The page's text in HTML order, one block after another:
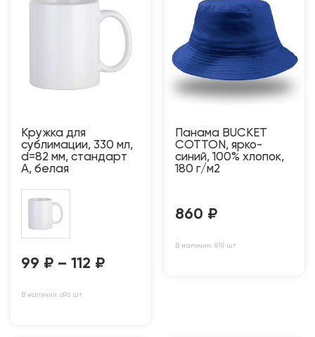
Кружка для
сублимации, 330 мл,
d=82 мм, стандарт
А, белая
99 ₽ – 112 ₽
В наличии: 696 шт
Панама BUCKET
COTTON, ярко-
синий, 100% хлопок,
180 г/м2
860 ₽
В наличии: 818 шт